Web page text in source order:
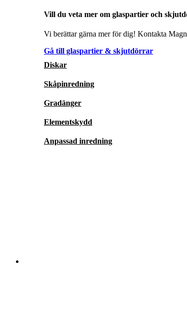
Vill du veta mer om glaspartier och
Vi berättar gärna mer för dig! Kontakta
Gå till glaspartier & skjutdörrar
Diskar
Skåpinredning
Gradänger
Elementskydd
Anpassad inredning